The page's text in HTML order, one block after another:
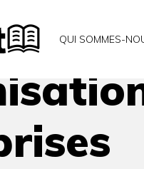
QUI SOMMES-
Optimisation des